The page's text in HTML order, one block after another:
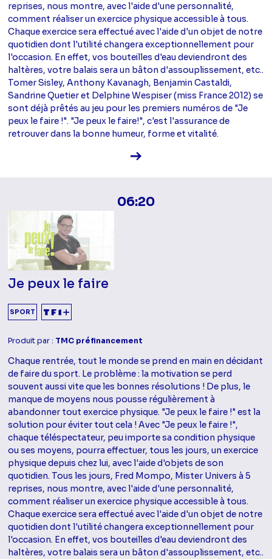
reprises, nous montre, avec l'aide d'une personnalité,
comment réaliser un exercice physique accessible à tous.
Chaque exercice sera effectué avec l'aide d'un objet de notre
quotidien dont l'utilité changera exceptionnellement pour
l'occasion. En effet, vos bouteilles d'eau deviendront des
haltères, votre balais sera un bâton d'assouplissement, etc..
Tomer Sisley, Anthony Kavanagh, Benjamin Castaldi,
Sandrine Quetier et Delphine Wespiser (miss France 2012) se
sont déjà prêtés au jeu pour les premiers numéros de "Je
peux le faire !". "Je peux le faire!", c'est l'assurance de
retrouver dans la bonne humeur, forme et vitalité.
Voir la fiche diffusion
06:20
Je peux le faire
SPORT
Produit par : TMC préfinancement
Chaque rentrée, tout le monde se prend en main en décidant
de faire du sport. Le problème : la motivation se perd
souvent aussi vite que les bonnes résolutions ! De plus, le
manque de moyens nous pousse régulièrement à
abandonner tout exercice physique. "Je peux le faire !" est la
solution pour éviter tout cela ! Avec "Je peux le faire !",
chaque téléspectateur, peu importe sa condition physique
ou ses moyens, pourra effectuer, tous les jours, un exercice
physique depuis chez lui, avec l'aide d'objets de son
quotidien. Tous les jours, Fred Mompo, Mister Univers à 5
reprises, nous montre, avec l'aide d'une personnalité,
comment réaliser un exercice physique accessible à tous.
Chaque exercice sera effectué avec l'aide d'un objet de notre
quotidien dont l'utilité changera exceptionnellement pour
l'occasion. En effet, vos bouteilles d'eau deviendront des
haltères, votre balais sera un bâton d'assouplissement, etc..